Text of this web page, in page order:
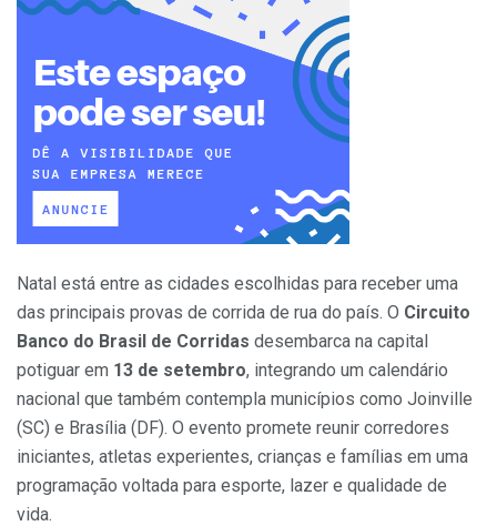
Natal está entre as cidades escolhidas para receber uma
das principais provas de corrida de rua do país. O Circuito
Banco do Brasil de Corridas desembarca na capital
potiguar em 13 de setembro, integrando um calendário
nacional que também contempla municípios como Joinville
(SC) e Brasília (DF). O evento promete reunir corredores
iniciantes, atletas experientes, crianças e famílias em uma
programação voltada para esporte, lazer e qualidade de
vida.